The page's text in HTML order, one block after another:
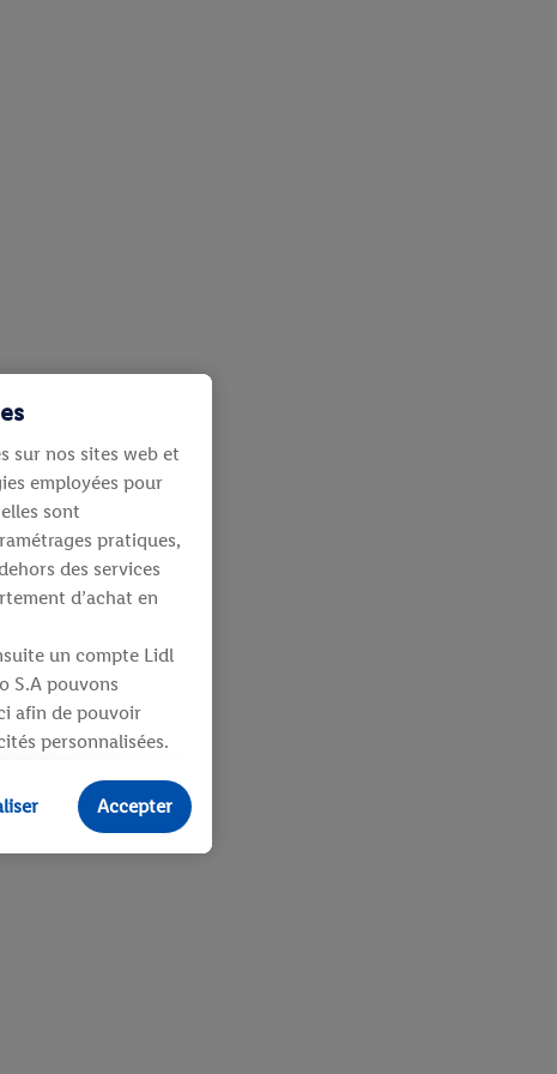
sur nos sites web et
employées pour
sont
pratiques,
des services
d’achat en
un compte Lidl
S.A pouvons
afin de pouvoir
personnalisées.
pour des
dans un panier
Accepter